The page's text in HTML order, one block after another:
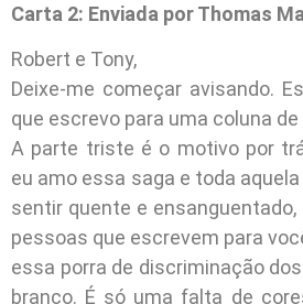
Carta 2: Enviada por Thomas
Robert e Tony,
Deixe-me começar avisando.
que escrevo para uma coluna
A parte triste é o motivo por
eu amo essa saga e toda
sentir quente e ensanguentado,
pessoas que escrevem para
essa porra de discriminação
branco. É só uma falta de